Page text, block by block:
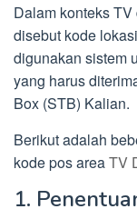
Dalam konteks
disebut kode
digunakan sistem
yang harus
Box (STB) Kalian.
Berikut adalah
kode pos areaTV
1.